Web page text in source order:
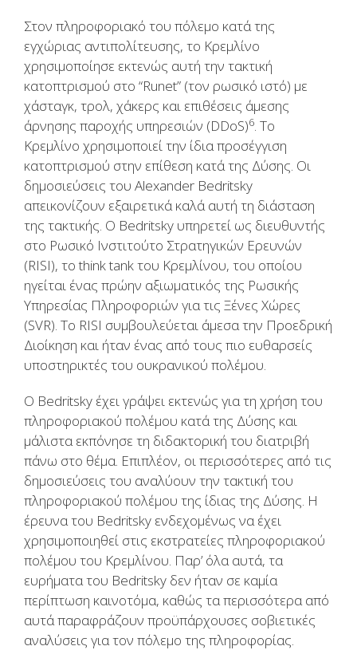
Στον πληροφοριακό του πόλεμο κατά της
εγχώριας αντιπολίτευσης, το Κρεμλίνο
χρησιμοποίησε εκτενώς αυτή την τακτική
κατοπτρισμού στο “Runet” (τον ρωσικό ιστό) με
χάσταγκ, τρολ, χάκερς και επιθέσεις άμεσης
άρνησης παροχής υπηρεσιών (DDoS)6. Το
Κρεμλίνο χρησιμοποιεί την ίδια προσέγγιση
κατοπτρισμού στην επίθεση κατά της Δύσης. Οι
δημοσιεύσεις του Alexander Bedritsky
απεικονίζουν εξαιρετικά καλά αυτή τη διάσταση
της τακτικής. Ο Bedritsky υπηρετεί ως διευθυντής
στο Ρωσικό Ινστιτούτο Στρατηγικών Ερευνών
(RISI), το think tank του Κρεμλίνου, του οποίου
ηγείται ένας πρώην αξιωματικός της Ρωσικής
Υπηρεσίας Πληροφοριών για τις Ξένες Χώρες
(SVR). Το RISI συμβουλεύεται άμεσα την Προεδρική
Διοίκηση και ήταν ένας από τους πιο ευθαρσείς
υποστηρικτές του ουκρανικού πολέμου.
Ο Bedritsky έχει γράψει εκτενώς για τη χρήση του
πληροφοριακού πολέμου κατά της Δύσης και
μάλιστα εκπόνησε τη διδακτορική του διατριβή
πάνω στο θέμα. Επιπλέον, οι περισσότερες από τις
δημοσιεύσεις του αναλύουν την τακτική του
πληροφοριακού πολέμου της ίδιας της Δύσης. Η
έρευνα του Bedritsky ενδεχομένως να έχει
χρησιμοποιηθεί στις εκστρατείες πληροφοριακού
πολέμου του Κρεμλίνου. Παρ’ όλα αυτά, τα
ευρήματα του Bedritsky δεν ήταν σε καμία
περίπτωση καινοτόμα, καθώς τα περισσότερα από
αυτά παραφράζουν προϋπάρχουσες σοβιετικές
αναλύσεις για τον πόλεμο της πληροφορίας.